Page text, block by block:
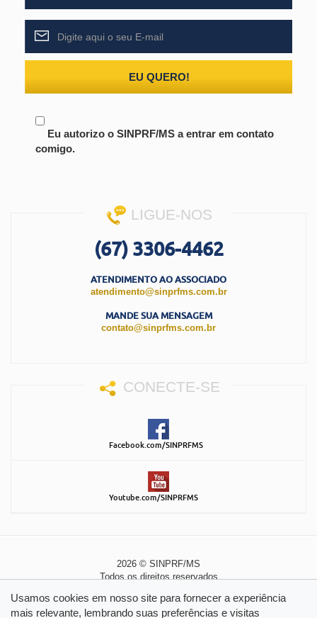
EU QUERO!
Eu autorizo o SINPRF/MS a entrar em contato
comigo.
LIGUE-NOS
(67) 3306-4462
ATENDIMENTO AO ASSOCIADO
atendimento@sinprfms.com.br
MANDE SUA MENSAGEM
contato@sinprfms.com.br
CONECTE-SE
Facebook.com/SINPRFMS
Youtube.com/SINPRFMS
2026 © SINPRF/MS
Todos os direitos reservados
Usamos cookies em nosso site para fornecer a experiência
mais relevante, lembrando suas preferências e visitas